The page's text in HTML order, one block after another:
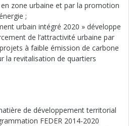
zone urbaine et par la promotion
;
urbain intégré 2020 » développe
de l’attractivité urbaine par
à faible émission de carbone
la revitalisation de quartiers
de développement territorial
FEDER 2014-2020